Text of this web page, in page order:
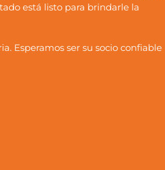
está listo para brindarle la
Esperamos ser su socio confiable